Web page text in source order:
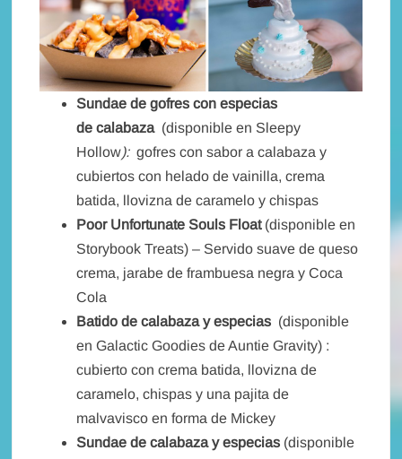
Sundae de gofres con especias
de calabaza (disponible en Sleepy
Hollow): gofres con sabor a calabaza y
cubiertos con helado de vainilla, crema
batida, llovizna de caramelo y chispas
Poor Unfortunate Souls Float (disponible en
Storybook Treats) – Servido suave de queso
crema, jarabe de frambuesa negra y Coca
Cola
Batido de calabaza y especias (disponible
en Galactic Goodies de Auntie Gravity) :
cubierto con crema batida, llovizna de
caramelo, chispas y una pajita de
malvavisco en forma de Mickey
Sundae de calabaza y especias (disponible